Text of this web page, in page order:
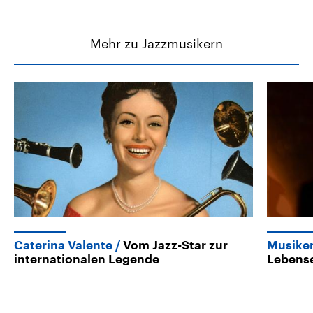
Mehr zu Jazzmusikern
Caterina Valente
Vom Jazz-Star zur
internationalen Legende